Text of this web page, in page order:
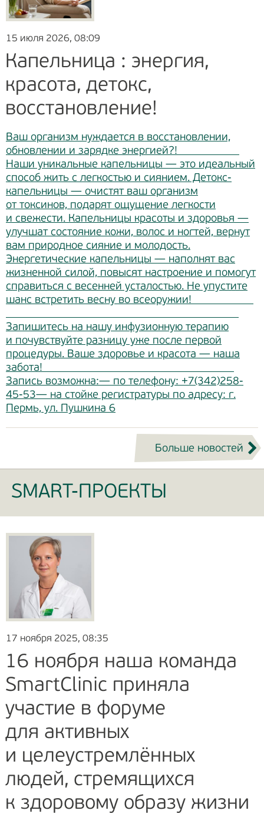
15 июля 2026, 08:09
Капельница : энергия,
красота, детокс,
восстановление!
Ваш организм нуждается в восстановлении,
обновлении и зарядке энергией?!
Наши уникальные капельницы — это идеальный
способ жить с легкостью и сиянием. Детокс-
капельницы — очистят ваш организм
от токсинов, подарят ощущение легкости
и свежести. Капельницы красоты и здоровья —
улучшат состояние кожи, волос и ногтей, вернут
вам природное сияние и молодость.
Энергетические капельницы — наполнят вас
жизненной силой, повысят настроение и помогут
справиться с весенней усталостью. Не упустите
шанс встретить весну во всеоружии!
Запишитесь на нашу инфузионную терапию
и почувствуйте разницу уже после первой
процедуры. Ваше здоровье и красота — наша
забота!
Запись возможна:— по телефону: +7(342)258-
45-53— на стойке регистратуры по адресу: г.
Пермь, ул. Пушкина 6
Больше новостей
SMART-ПРОЕКТЫ
17 ноября 2025, 08:35
16 ноября наша команда
SmartClinic приняла
участие в форуме
для активных
и целеустремлённых
людей, стремящихся
к здоровому образу жизни